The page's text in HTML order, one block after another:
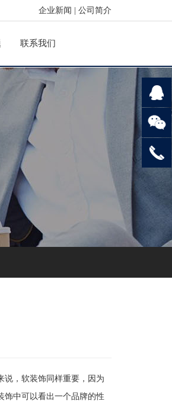
企业新闻 公司简介
联系我们
，软装饰同样重要，因为
饰中可以看出一个品牌的性